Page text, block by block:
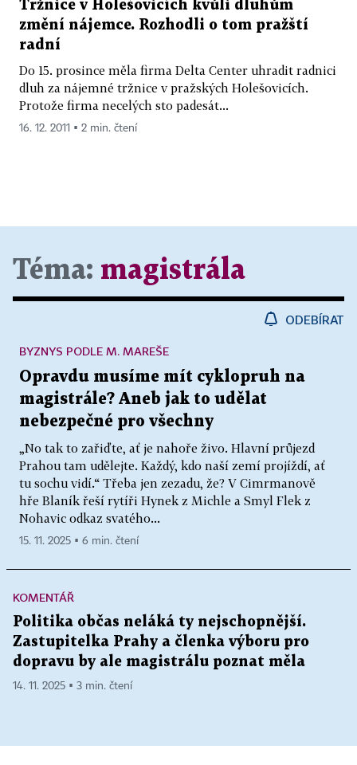
Tržnice v Holešovicích kvůli dluhům
změní nájemce. Rozhodli o tom pražští
radní
Do 15. prosince měla firma Delta Center uhradit radnici
dluh za nájemné tržnice v pražských Holešovicích.
Protože firma necelých sto padesát...
16. 12. 2011 ▪ 2 min. čtení
Téma: magistrála
ODEBÍRAT
Opravdu musíme mít cyklopruh na
magistrále? Aneb jak to udělat
nebezpečné pro všechny
„No tak to zařiďte, ať je nahoře živo. Hlavní průjezd
Prahou tam udělejte. Každý, kdo naší zemí projíždí, ať
tu sochu vidí.“ Třeba jen zezadu, že? V Cimrmanově
hře Blaník řeší rytíři Hynek z Michle a Smyl Flek z
Nohavic odkaz svatého...
BYZNYS PODLE M. MAREŠE
15. 11. 2025 ▪ 6 min. čtení
KOMENTÁŘ
Politika občas neláká ty nejschopnější.
Zastupitelka Prahy a členka výboru pro
dopravu by ale magistrálu poznat měla
14. 11. 2025 ▪ 3 min. čtení